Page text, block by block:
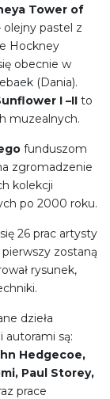
Tower of
olejny pastel z
Hockney
obecnie w
(Dania).
I –II to
muzealnych.
funduszom
zgromadzenie
kolekcji
po 2000 roku.
26 prac artysty
zostaną
rysunek,
dzieła
są:
Hedgecoe,
Paul Storey,
prace